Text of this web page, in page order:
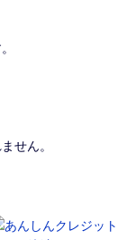
せん。